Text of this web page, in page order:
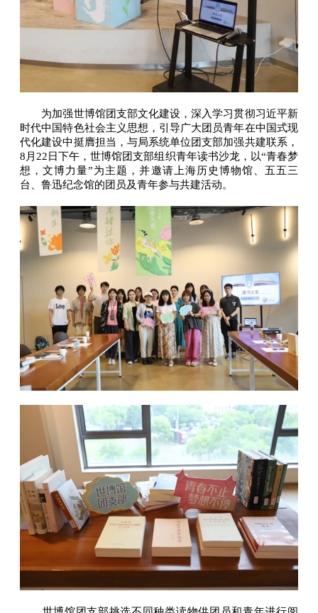
为加强世博馆团支部文化建设，深入学习贯彻习近平新
时代中国特色社会主义思想，引导广大团员青年在中国式现
代化建设中挺膺担当，与局系统单位团支部加强共建联系，
8月22日下午，世博馆团支部组织青年读书沙龙，以“青春梦
想，文博力量”为主题，并邀请上海历史博物馆、五五三
台、鲁迅纪念馆的团员及青年参与共建活动。